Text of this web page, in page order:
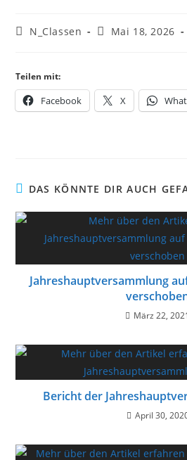
N_Classen Mai 18, 2026
Teilen mit:
Facebook X
DAS KÖNNTE DIR AUCH
Jahreshauptversammlung
März 22,
Bericht der
April 30,